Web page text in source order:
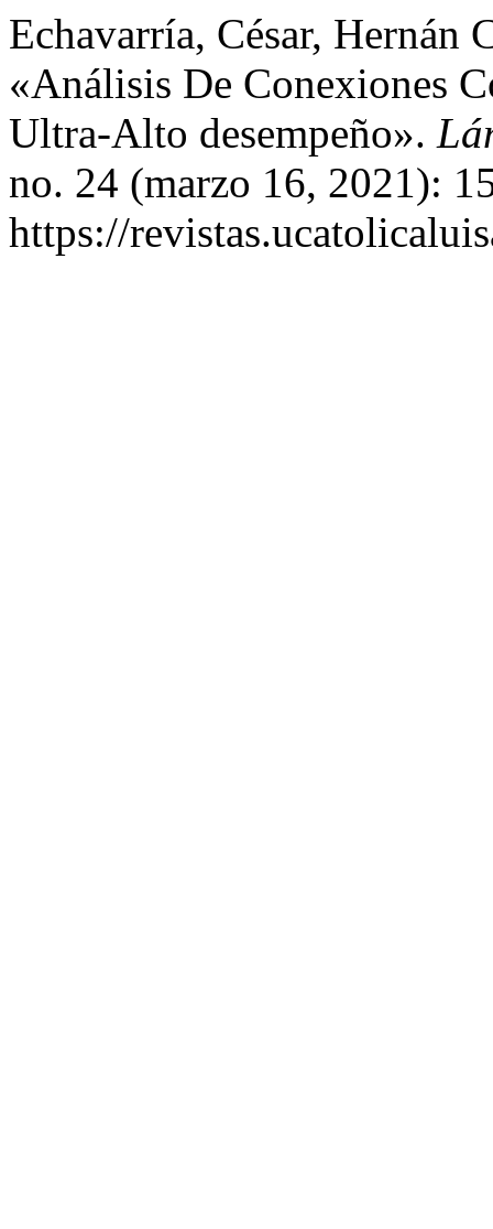
Echavarría, César, Hernán
«Análisis De Conexiones
Ultra-Alto desempeño».
no. 24 (marzo 16, 2021):
https://